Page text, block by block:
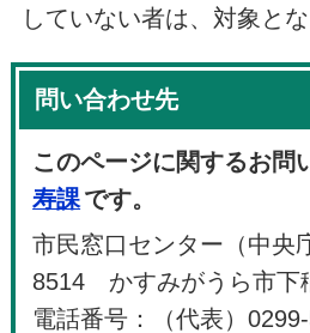
していない者は、対象とな
問い合わせ先
このページに関するお問
寿課です。
市民窓口センター（中
8514 かすみがうら市下
電話番号：（代表）